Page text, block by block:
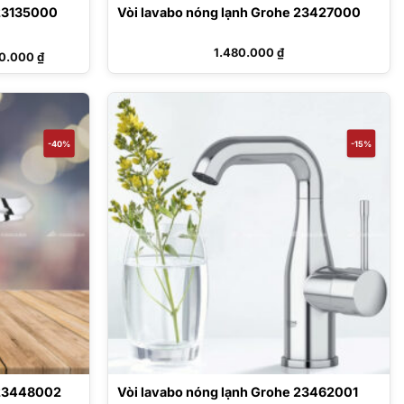
₫Giá
hiện
tại
12.710.000 ₫.
Vòi lavabo nóng lạnh Grohe 23427000
1.480.000₫
-40% -15%
Vòi lavabo nóng lạnh Grohe 23462001